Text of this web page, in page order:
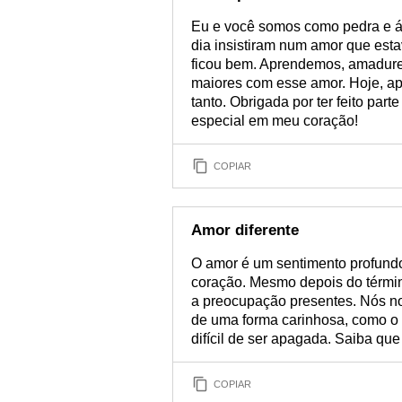
Eu e você somos como pedra e
dia insistiram num amor que
ficou bem. Aprendemos,
maiores com esse amor. Hoje,
tanto. Obrigada por ter feito
especial em meu coração!
COPIAR
Amor diferente
O amor é um sentimento
coração. Mesmo depois do
a preocupação presentes. Nós
de uma forma carinhosa, como
difícil de ser apagada. Saiba
COPIAR